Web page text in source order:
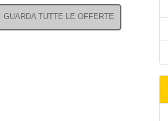
GUARDA TUTTE LE OFFERTE